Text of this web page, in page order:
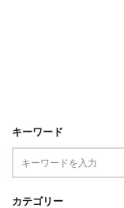
キーワード
カテゴリー